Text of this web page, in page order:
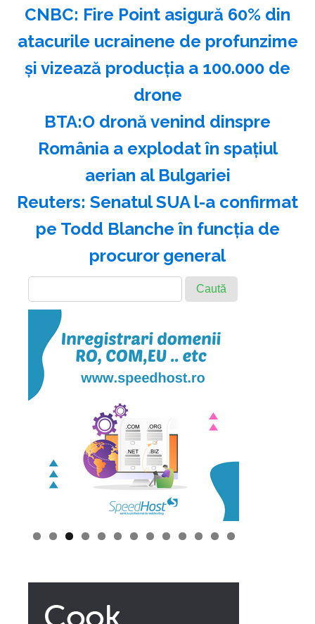
CNBC: Fire Point asigură 60% din
atacurile ucrainene de profunzime
şi vizează producţia a 100.000 de
drone
BTA:O dronă venind dinspre
România a explodat în spaţiul
aerian al Bulgariei
Reuters: Senatul SUA l-a confirmat
pe Todd Blanche în funcţia de
procuror general